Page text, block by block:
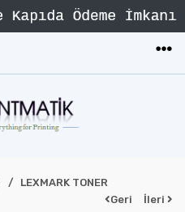
LEXMARK TONER
Geri
İleri